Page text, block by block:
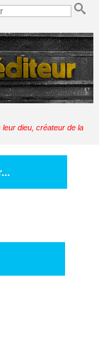
dieu, créateur de la